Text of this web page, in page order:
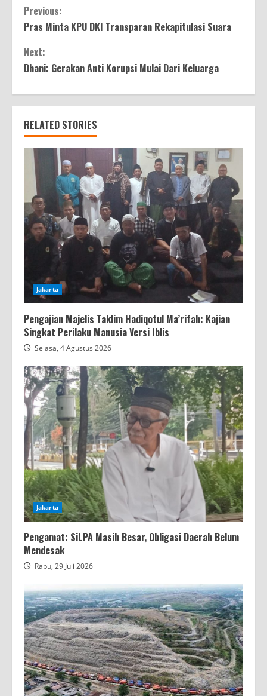
Continue
Reading
Previous:
Pras Minta KPU DKI Transparan Rekapitulasi Suara
Next:
Dhani: Gerakan Anti Korupsi Mulai Dari Keluarga
RELATED STORIES
Jakarta
Pengajian Majelis Taklim Hadiqotul Ma’rifah: Kajian
Singkat Perilaku Manusia Versi Iblis
Selasa, 4 Agustus 2026
Jakarta
Pengamat: SiLPA Masih Besar, Obligasi Daerah Belum
Mendesak
Rabu, 29 Juli 2026